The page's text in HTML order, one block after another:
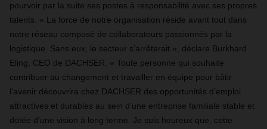
pourvoir par la suite ses postes à responsabilité avec ses propres
talents. « La force de notre organisation réside avant tout dans
notre réseau composé de collaborateurs passionnés par la
logistique. Sans eux, le secteur s’arrêterait », déclare Burkhard
Eling, CEO de DACHSER. « Toute personne qui souhaite
contribuer au changement et travailler en équipe pour bâtir
l’avenir découvrira chez DACHSER des opportunités d’emploi
attractives et durables au sein d’une entreprise familiale stable et
dotée d’une vision à long terme. Je suis heureux que, cette